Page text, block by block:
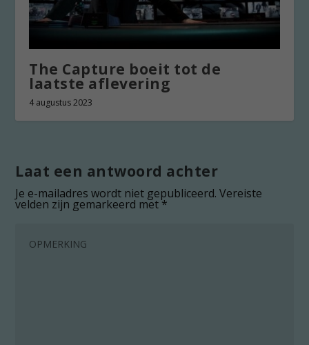
The Capture boeit tot de
laatste aflevering
4 augustus 2023
Laat een antwoord achter
Je e-mailadres wordt niet gepubliceerd. Vereiste
velden zijn gemarkeerd met*